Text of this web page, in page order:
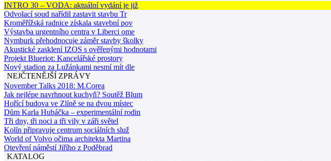
INTRO 30 – VODA: aktuální vydání je již
Odvolací soud nařídil zastavit stavbu Tr
Kroměřížská radnice získala stavební pov
Výstavba urgentního centra v Liberci ome
Nymburk přehodnocuje záměr stavby školky
Akustické zasklení IZOS s ověřenými hodnotami
Projekt Blueriot: Kancelářské prostory
Nový stadion za Lužánkami nesmí mít dle
NEJČTENĚJŠÍ ZPRÁVY
November Talks 2018: M.Corea
Jak nejlépe navrhnout kuchyň? Soutěž Blum
Hořící budova ve Zlíně se na dvou místec
Dům Karla Hubáčka – experimentální rodin
Tři dny, tři noci a tři vily v záři světel
Kolín připravuje centrum sociálních služ
World of Volvo očima architekta Martina
Otevření náměstí Jiřího z Poděbrad
KATALOG